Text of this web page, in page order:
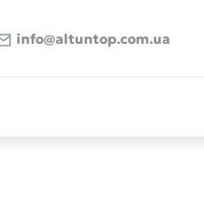
info@altuntop.com.ua